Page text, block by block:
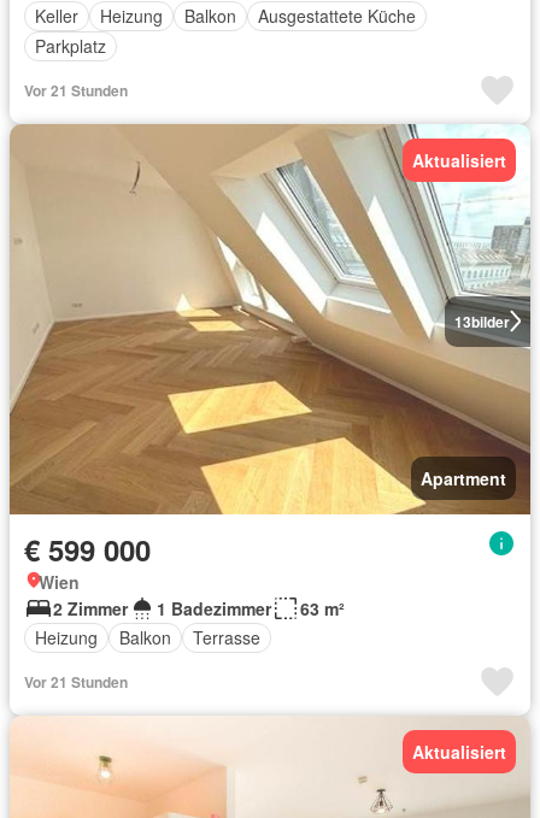
Keller Heizung Balkon
Ausgestattete Küche
Parkplatz
Vor 21 Stunden
13bilder
Aktualisiert
Apartment
€ 599 000
Wien
2 Zimmer
1 Badezimmer
63 m²
Heizung
Balkon Terrasse
Vor 21 Stunden
Aktualisiert